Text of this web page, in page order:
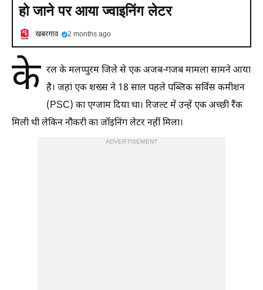
हो जाने पर आया ज्वाइनिंग लेटर
खबरगांव 2 months ago
के रल के मलप्पुरम जिले से एक अजब-गजब मामला सामने आया
है। जहां एक शख्स ने 18 साल पहले पब्लिक सर्विस कमीशन
(PSC) का एग्जाम दिया था। रिजल्ट में उन्हें एक अच्छी रैंक
मिली थी लेकिन नौकरी का जॉइनिंग लेटर नहीं मिला।
ADVERTISEMENT